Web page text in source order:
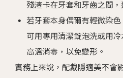
殘渣卡在牙套和牙齒之間
若牙套本身偶爾有輕微染色
可用專用清潔錠泡洗或用冷
高溫消毒，以免變形。
實務上來說，配戴隱適美不會